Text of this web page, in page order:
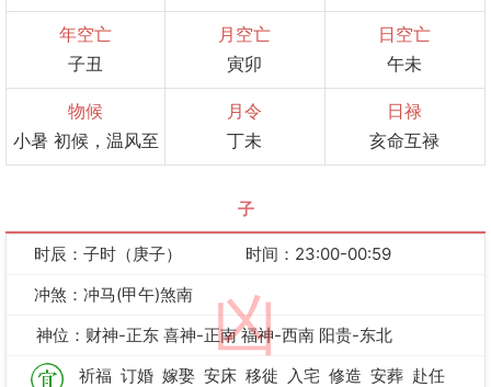
年空亡
子丑
月空亡
寅卯
日空亡
午未
物候
小暑 初候，温风至
月令
丁未
日禄
亥命互禄
子
凶
时辰：子时（庚子）
时间：23:00-00:59
冲煞：冲马(甲午)煞南
神位：财神-正东 喜神-正南 福神-西南 阳贵-东北
祈福 订婚 嫁娶 安床 移徙 入宅 修造 安葬 赴任